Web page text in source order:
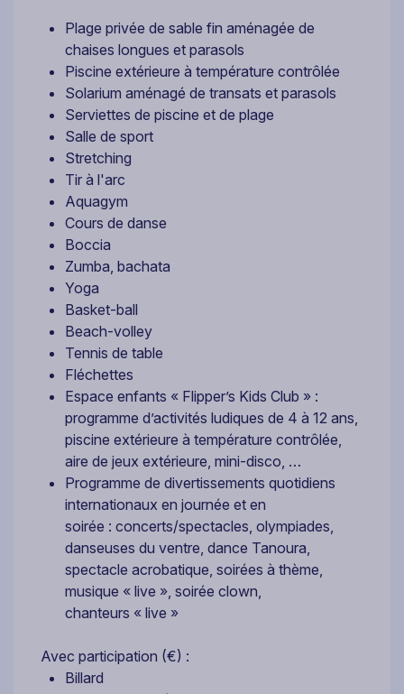
Plage privée de sable fin aménagée de
chaises longues et parasols
Piscine extérieure à température contrôlée
Solarium aménagé de transats et parasols
Serviettes de piscine et de plage
Salle de sport
Stretching
Tir à l'arc
Aquagym
Cours de danse
Boccia
Zumba, bachata
Yoga
Basket-ball
Beach-volley
Tennis de table
Fléchettes
Espace enfants « Flipper’s Kids Club » :
programme d’activités ludiques de 4 à 12 ans,
piscine extérieure à température contrôlée,
aire de jeux extérieure, mini-disco, …
Programme de divertissements quotidiens
internationaux en journée et en
soirée : concerts/spectacles, olympiades,
danseuses du ventre, dance Tanoura,
spectacle acrobatique, soirées à thème,
musique « live », soirée clown,
chanteurs « live »
Avec participation (€) :
Billard